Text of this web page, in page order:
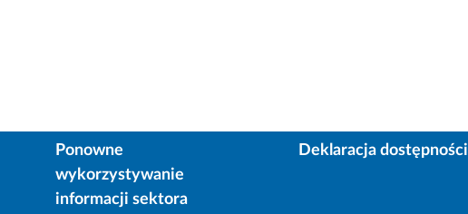
Ponowne
wykorzystywanie
informacji sektora
Deklaracja dostępności